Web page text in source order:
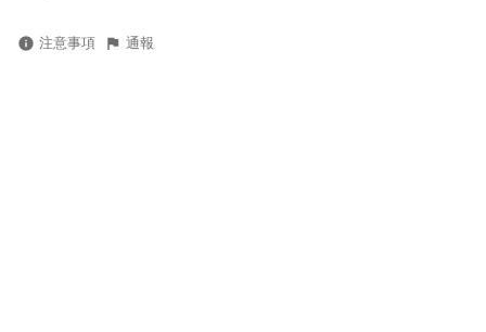
注意事項 通報